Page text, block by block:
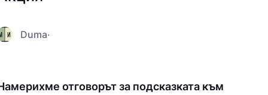
Duma·
отговорът за подсказката към